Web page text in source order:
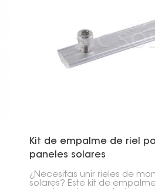
Kit de empalme de riel
paneles solares
¿Necesitas unir rieles de
solares? Este kit de